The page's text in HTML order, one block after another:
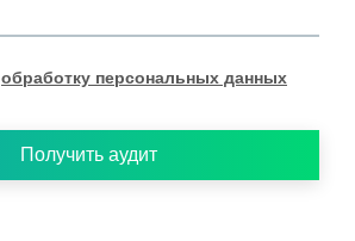
обработку персональных данных
Получить аудит